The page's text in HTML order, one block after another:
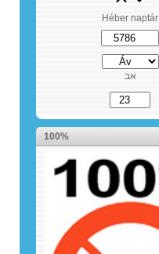
Héber naptár
אב
100%